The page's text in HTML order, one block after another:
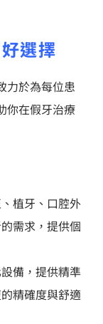
選擇
力於為每位患
你在假牙治療
植牙、口腔外
需求，提供個
備，提供精準
精確度與舒適